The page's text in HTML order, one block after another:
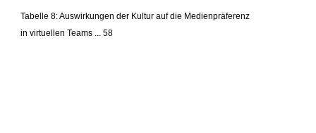
Tabelle 8: Auswirkungen der Kultur auf die Medienpräferenz
in virtuellen Teams ... 58